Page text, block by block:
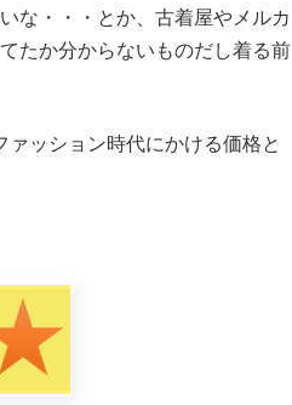
な・・・とか、古着屋やメルカ
たか分からないものだし着る前
ッション時代にかける価格と